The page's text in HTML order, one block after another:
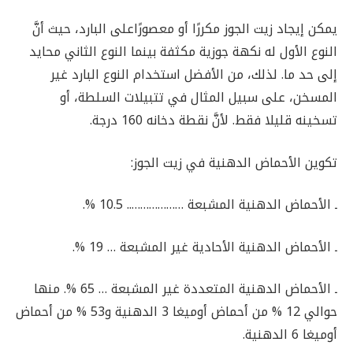
يمكن إيجاد زيت الجوز مكررًا أو معصورًاعلى البارد، حيث أنَّ
النوع الأول له نكهة جوزية مكثفة بينما النوع الثاني محايد
إلى حد ما. لذلك، من الأفضل استخدام النوع البارد غير
المسخن، على سبيل المثال في تتبيلات السلطة، أو
تسخينه قليلا فقط. لأنَّ نقطة دخانه 160 درجة.
تكوين الأحماض الدهنية في زيت الجوز:
ـ الأحماض الدهنية المشبعة ……………….. 10.5 %.
ـ الأحماض الدهنية الأحادية غير المشبعة … 19 %.
ـ الأحماض الدهنية المتعددة غير المشبعة … 65 %. منها
حوالي 12 % من أحماض أوميغا 3 الدهنية و53 % من أحماض
أوميغا 6 الدهنية.